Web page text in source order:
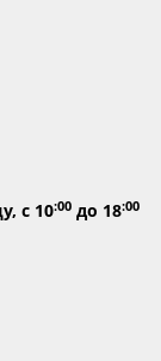
с 10:00 до 18:00